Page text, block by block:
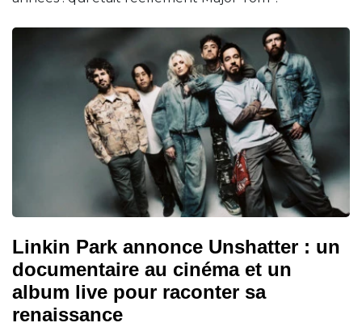
Linkin Park annonce Unshatter : un
documentaire au cinéma et un
album live pour raconter sa
renaissance